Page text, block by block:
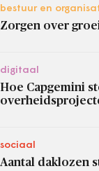
bestuur en
Zorgen over
digitaal
Hoe Capgemini
sociaal
Aantal daklozen